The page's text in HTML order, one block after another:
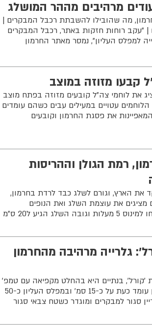
מרהיבים מההר המושלג
מה שהובילו להשבתת רכבל המבקרים |
| "עקב רוחות חזקות באתר, רכבל המבקרים
למפלס העליון", נמסר מאתר החרמון
קבעו מזוזה במוצב
את לוחמי צה"ל קובעים מזוזה בפתח מוצב
עטויים במעילים עבים כשהם עומדים
את פסגת החרמון וקובעים
רמת הגולן וההריסות
את הארץ, וגורם לשלג כבד לרדת בחרמון,
מציגים את עוצמת השלג ואת הנופים
הגיע ל20 ס"מ
גלרייה מרהיבה מהחרמון
'קורל', בנתיים היא בהחלט מקפיאה עם טמפ'
שהגיעה ל-7°-. גובה השלג במפלס התחתון עומד כעת על כ-15 סמ' ובמפלס העליון כ-50
סגור למבקרים ומוגדר כשטח צבאי סגור